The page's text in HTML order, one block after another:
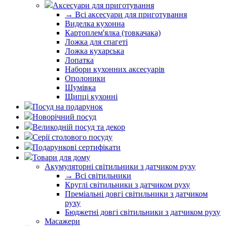
Аксесуари для приготування
→ Всі аксесуари для приготування
Виделка кухонна
Картоплем'ялка (товкачака)
Ложка для спагеті
Ложка кухарська
Лопатка
Набори кухонних аксесуарів
Ополоники
Шумівка
Щипці кухонні
Посуд на подарунок
Новорічний посуд
Великодній посуд та декор
Серії столового посуду
Подарункові сертифікати
Товари для дому
Акумуляторні світильники з датчиком руху
→ Всі світильники
Круглі світильники з датчиком руху
Преміальні довгі світильники з датчиком
руху
Бюджетні довгі світильники з датчиком руху
Масажери